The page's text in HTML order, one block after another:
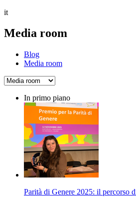
it
Media room
Blog
Media room
In primo piano
Parità di Genere 2025: il percorso